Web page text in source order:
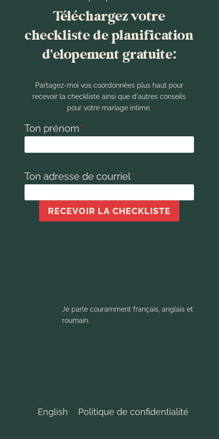
Téléchargez votre
checkliste de planification
d'elopement gratuite:
Partagez-moi vos coordonnées plus haut pour
recevoir la checkliste ainsi que d'autres conseils
pour votre mariage intime.
Ton prénom*
Ton adresse de courriel*
RECEVOIR LA CHECKLISTE
Je parle couramment français, anglais et
roumain.
English Politique de confidentialité